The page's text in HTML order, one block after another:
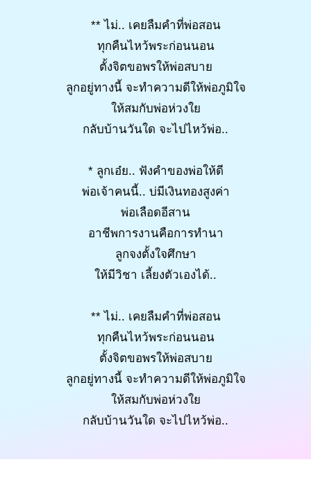
** ไม่.. เคยลืมคำที่พ่อสอน
ทุกคืนไหว้พระก่อนนอน
ตั้งจิตขอพรให้พ่อสบาย
ลูกอยู่ทางนี้ จะทำความดีให้พ่อภูมิใจ
ให้สมกับพ่อห่วงใย
กลับบ้านวันใด จะไปไหว้พ่อ..
* ลูกเอ๋ย.. ฟังคำของพ่อให้ดี
พ่อเจ้าคนนี้.. บ่มีเงินทองสูงค่า
พ่อเลือดอีสาน
อาชีพการงานคือการทำนา
ลูกจงตั้งใจศึกษา
ให้มีวิชา เลี้ยงตัวเองได้..
** ไม่.. เคยลืมคำที่พ่อสอน
ทุกคืนไหว้พระก่อนนอน
ตั้งจิตขอพรให้พ่อสบาย
ลูกอยู่ทางนี้ จะทำความดีให้พ่อภูมิใจ
ให้สมกับพ่อห่วงใย
กลับบ้านวันใด จะไปไหว้พ่อ..